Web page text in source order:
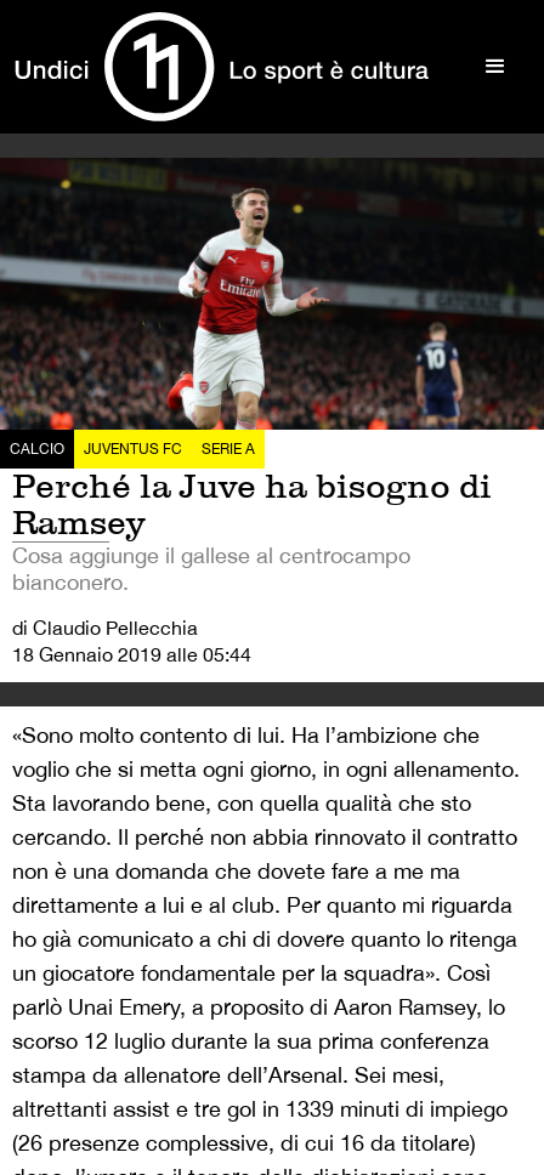
CALCIO JUVENTUS FC SERIE A
Perché la Juve ha bisogno di
Ramsey
Cosa aggiunge il gallese al centrocampo
bianconero.
di Claudio Pellecchia
18 Gennaio 2019 alle 05:44
«Sono molto contento di lui. Ha l’ambizione che
voglio che si metta ogni giorno, in ogni allenamento.
Sta lavorando bene, con quella qualità che sto
cercando. Il perché non abbia rinnovato il contratto
non è una domanda che dovete fare a me ma
direttamente a lui e al club. Per quanto mi riguarda
ho già comunicato a chi di dovere quanto lo ritenga
un giocatore fondamentale per la squadra». Così
parlò Unai Emery, a proposito di Aaron Ramsey, lo
scorso 12 luglio durante la sua prima conferenza
stampa da allenatore dell’Arsenal. Sei mesi,
altrettanti assist e tre gol in 1339 minuti di impiego
(26 presenze complessive, di cui 16 da titolare)